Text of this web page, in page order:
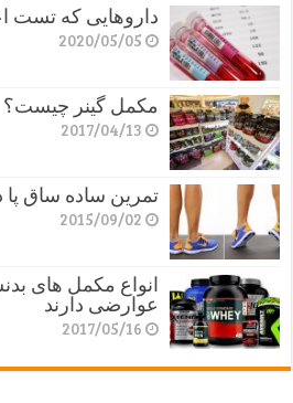
داروهایی که تست
2020/05/05
مکمل گینر چیست؟
2017/04/13
تمرین ساده ساق پا
2015/09/02
انواع مکمل های
عوارضی دارند
2017/05/16